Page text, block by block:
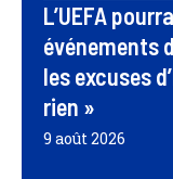
L’UEFA
événements
les excuses
rien »
9 août 2026